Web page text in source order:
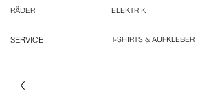
RÄDER
SERVICE
ELEKTRIK
T-SHIRTS & AUFKLEBER